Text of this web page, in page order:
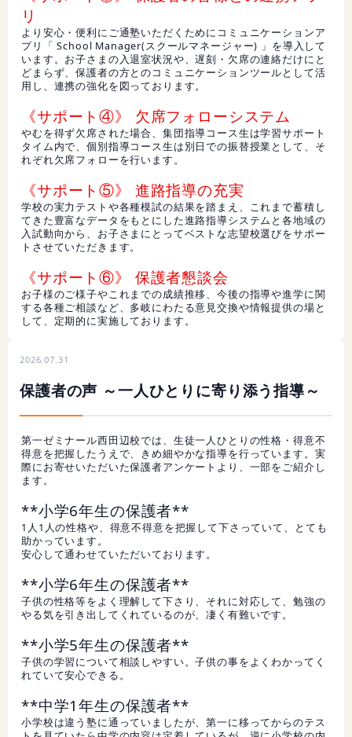
リ
より安心・便利にご通塾いただくためにコミュニケーションア
プリ「 School Manager(スクールマネージャー) 」を導入して
います。お子さまの入退室状況や、遅刻・欠席の連絡だけにと
どまらず、保護者の方とのコミュニケーションツールとして活
用し、連携の強化を図っております。
《サポート④》 欠席フォローシステム
やむを得ず欠席された場合、集団指導コース生は学習サポート
タイム内で、個別指導コース生は別日での振替授業として、そ
れぞれ欠席フォローを行います。
《サポート⑤》 進路指導の充実
学校の実力テストや各種模試の結果を踏まえ、これまで蓄積し
てきた豊富なデータをもとにした進路指導システムと各地域の
入試動向から、お子さまにとってベストな志望校選びをサポー
トさせていただきます。
《サポート⑥》 保護者懇談会
お子様のご様子やこれまでの成績推移、今後の指導や進学に関
する各種ご相談など、多岐にわたる意見交換や情報提供の場と
して、定期的に実施しております。
2026.07.31
保護者の声 ～一人ひとりに寄り添う指導～
第一ゼミナール西田辺校では、生徒一人ひとりの性格・得意不
得意を把握したうえで、きめ細やかな指導を行っています。実
際にお寄せいただいた保護者アンケートより、一部をご紹介し
ます。
**小学6年生の保護者**
1人1人の性格や、得意不得意を把握して下さっていて、とても
助かっています。
安心して通わせていただいております。
**小学6年生の保護者**
子供の性格等をよく理解して下さり、それに対応して、勉強の
やる気を引き出してくれているのが、凄く有難いです。
**小学5年生の保護者**
子供の学習について相談しやすい。子供の事をよくわかってく
れていて安心できる。
**中学1年生の保護者**
小学校は違う塾に通っていましたが、第一に移ってからのテス